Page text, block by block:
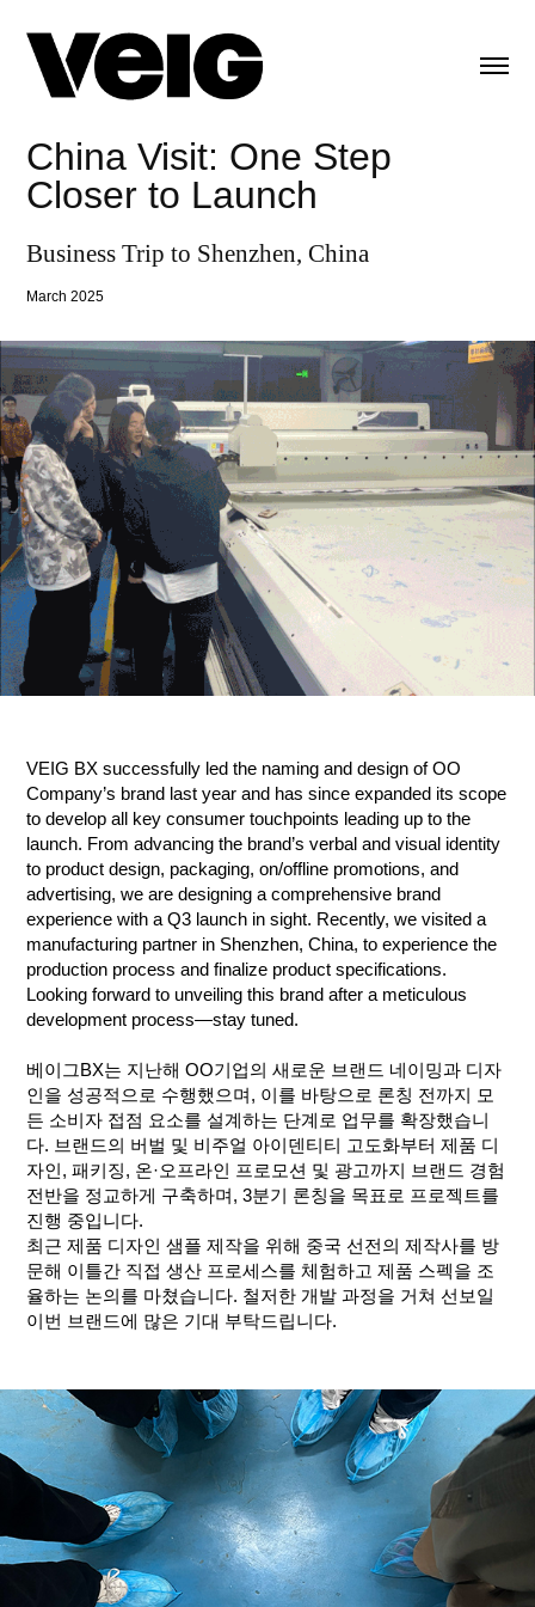
China Visit: One Step
Closer to Launch​​​​​​​
Business Trip to Shenzhen, China
March 2025
VEIG BX successfully led the naming and design of OO
Company’s brand last year and has since expanded its scope
to develop all key consumer touchpoints leading up to the
launch. From advancing the brand’s verbal and visual identity
to product design, packaging, on/offline promotions, and
advertising, we are designing a comprehensive brand
experience with a Q3 launch in sight. Recently, we visited a
manufacturing partner in Shenzhen, China, to experience the
production process and finalize product specifications.
Looking forward to unveiling this brand after a meticulous
development process—stay tuned.
베이그BX는 지난해 OO기업의 새로운 브랜드 네이밍과 디자
인을 성공적으로 수행했으며, 이를 바탕으로 론칭 전까지 모
든 소비자 접점 요소를 설계하는 단계로 업무를 확장했습니
다. 브랜드의 버벌 및 비주얼 아이덴티티 고도화부터 제품 디
자인, 패키징, 온·오프라인 프로모션 및 광고까지 브랜드 경험
전반을 정교하게 구축하며, 3분기 론칭을 목표로 프로젝트를
진행 중입니다.
최근 제품 디자인 샘플 제작을 위해 중국 선전의 제작사를 방
문해 이틀간 직접 생산 프로세스를 체험하고 제품 스펙을 조
율하는 논의를 마쳤습니다. 철저한 개발 과정을 거쳐 선보일
이번 브랜드에 많은 기대 부탁드립니다.